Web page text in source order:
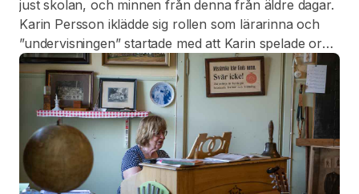
just skolan, och minnen från denna från äldre dagar.
Karin Persson iklädde sig rollen som lärarinna och
”undervisningen” startade med att Karin spelade orgel
och tillsammans sjöng man ”Din klara sol går åter
upp”. Så startade ofta en skoldag förr i tiden, mindes
säkert flera av åhörarna.